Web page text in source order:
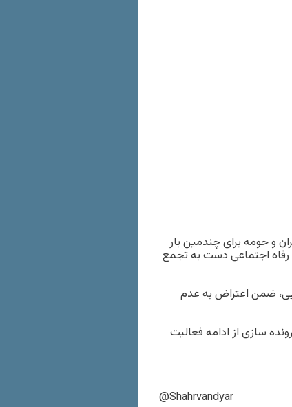
تهران و حومه برای چندمین بار
و رفاه اجتماعی دست به تجمع
ضمن اعتراض به عدم
سازی از ادامه فعالیت
@Shahrvandyar